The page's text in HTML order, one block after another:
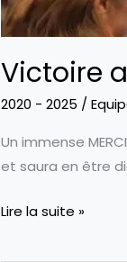
Victoire
2020 - 2025 /
Un immense
et saura en être
Victoire
Lire la suite »